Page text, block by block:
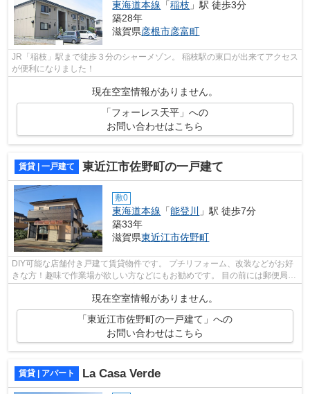
東海道本線 「稲枝 」駅 徒歩3分
築28年
滋賀県彦根市彦富町
JR「稲枝」駅まで徒歩３分のシャーメゾン。 稲枝駅の東口が出来てアクセス
が便利になりました！
現在空室情報がありません。
「フォーレス天平」への
お問い合わせはこちら
賃貸 | 一戸建て 東近江市佐野町の一戸建て
敷0
東海道本線 「能登川
」駅 徒歩7分
築33年
滋賀県東近江市佐野町
DIY可能な店舗付き戸建て賃貸物件です。 プチリフォーム、改装などがお好
きな方！趣味で作業場が欲しい方などにもお勧めです。 目の前には郵便局
現在空室情報がありません。
「東近江市佐野町の一戸建て」への
お問い合わせはこちら
賃貸 | アパート La Casa Verde